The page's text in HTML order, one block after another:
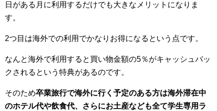
日がある月に利用するだけでも大きなメリットになりま
す。
2つ目は海外での利用でかなりお得になるという点です。
なんと海外で利用すると買い物金額の5％がキャッシュバッ
クされるという特典があるのです。
そのため卒業旅行で海外に行く予定のある方は海外滞在中
のホテル代や飲食代、さらにお土産なども全て学生専用ラ